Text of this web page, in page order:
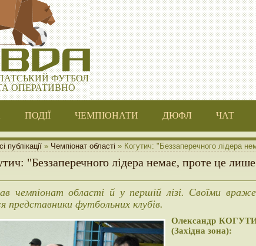
ФУТБОЛ
ОПЕРАТИВНО
ПОДІЇ ЧЕМПІОНАТИ ДЮФЛ ЧАТ
публікації » Чемпіонат області » Когутич: "Беззаперечного лідера
"Беззаперечного лідера немає, проте це
чемпіонат області й у першій лізі. Своїми
представники футбольних клубів.
Олександр
(Західна зона):